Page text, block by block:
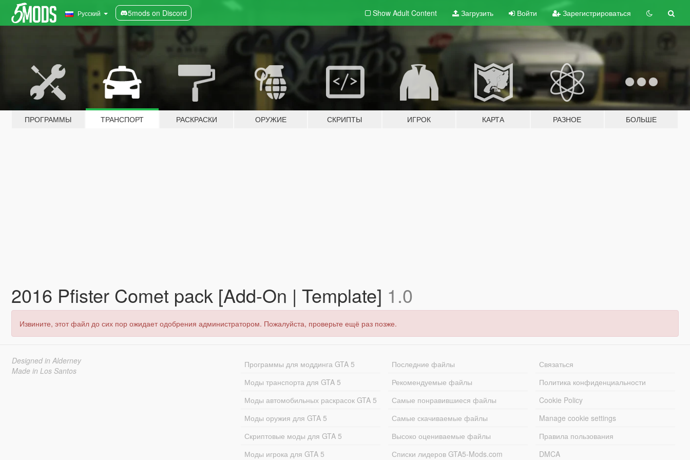
Русский 5mods on Discord Show Adult Content Загрузить Войти Зарегистрироваться
ПРОГРАММЫ ТРАНСПОРТ РАСКРАСКИ ОРУЖИЕ СКРИПТЫ ИГРОК КАРТА РАЗНОЕ БОЛЬШЕ
2016 Pfister Comet pack [Add-On | Template] 1.0
Извините, этот файл до сих пор ожидает одобрения администратором. Пожалуйста, проверьте ещё раз позже.
Designed in Alderney
Made in Los Santos
Программы для моддинга GTA 5
Моды транспорта для GTA 5
Моды автомобильных раскрасок GTA 5
Моды оружия для GTA 5
Скриптовые моды для GTA 5
Моды игрока для GTA 5
Последние файлы
Рекомендуемые файлы
Самые понравившиеся файлы
Самые скачиваемые файлы
Высоко оцениваемые файлы
Списки лидеров GTA5-Mods.com
Связаться
Политика конфиденциальности
Cookie Policy
Manage cookie settings
Правила пользования
DMCA